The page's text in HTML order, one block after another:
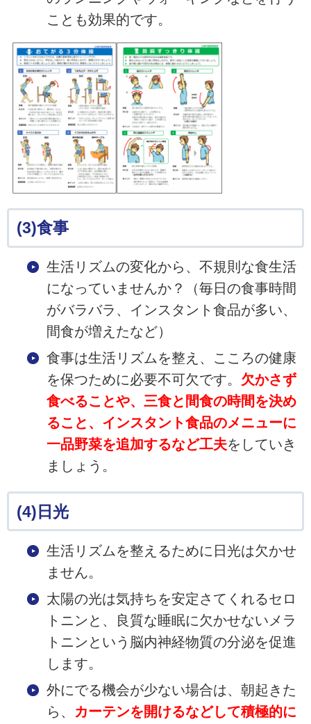
ことも効果的です。
(3)食事
生活リズムの変化から、不規則な食生活
になっていませんか？（毎日の食事時間
がバラバラ、インスタント食品が多い、
間食が増えたなど）
食事は生活リズムを整え、こころの健康
を保つために必要不可欠です。 欠かさず
食べることや、三食と間食の時間を決め
ること、インスタント食品のメニューに
一品野菜を追加するなど工夫をしていき
ましょう。
(4)日光
生活リズムを整えるために日光は欠かせ
ません。
太陽の光は気持ちを安定さてくれるセロ
トニンと、良質な睡眠に欠かせないメラ
トニンという脳内神経物質の分泌を促進
します。
外にでる機会が少ない場合は、朝起きた
ら、 カーテンを開けるなどして積極的に